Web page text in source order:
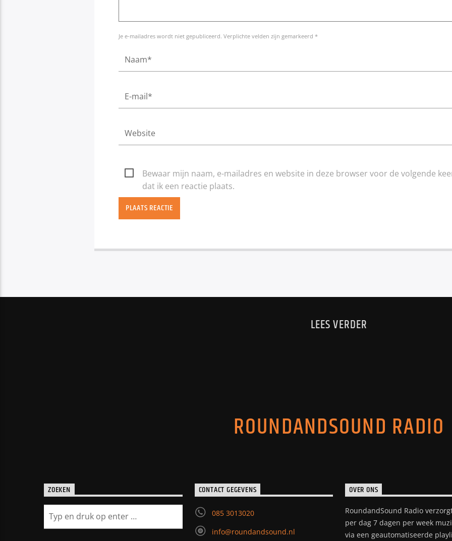
Je e-mailadres wordt niet gepubliceerd. Verplichte velden zijn gemarkeerd *
Bewaar mijn naam, e-mailadres en website in deze browser voor de volgende
dat ik een reactie plaats.
LEES VERDER
ROUNDANDSOUND RADIO
ZOEKEN CONTACT GEGEVENS
085 3013020
info@roundandsound.nl
OVER ONS
RoundandSound Radio
per dag 7 dagen per week
via een geautomatiseerde